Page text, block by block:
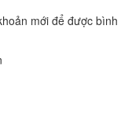
mới để được bình